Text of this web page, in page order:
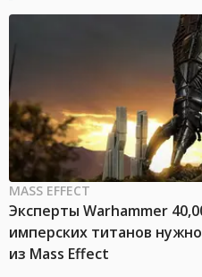
MASS EFFECT
Эксперты Warhammer
имперских титанов
из Mass Effect